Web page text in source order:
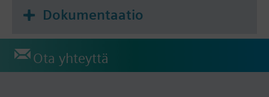
Dokumentaatio
Ota yhteyttä